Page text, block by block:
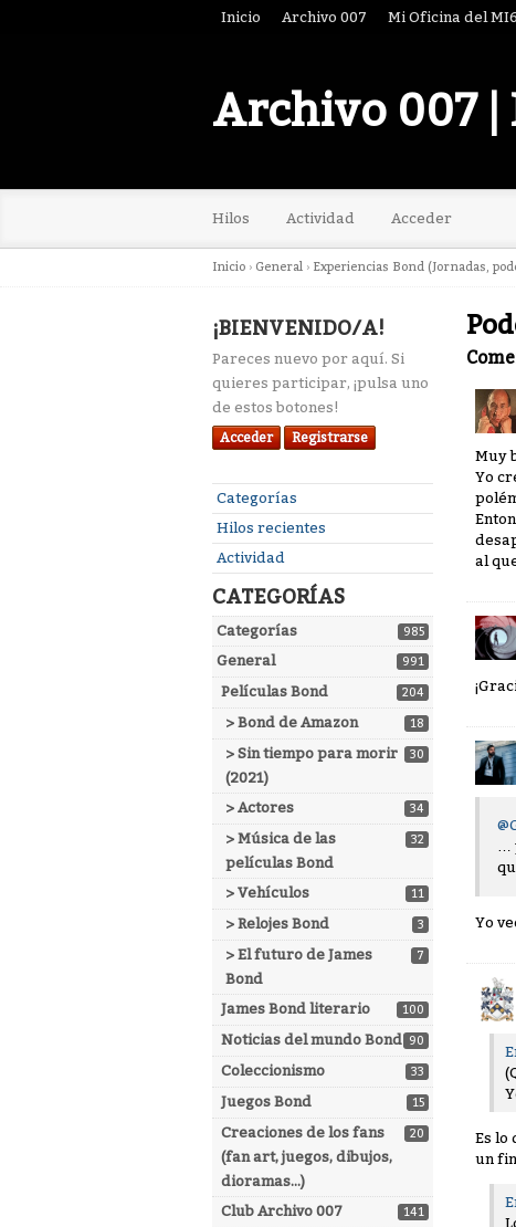
Inicio Archivo 007 Mi Oficina del MI6
Archivo 007 |
Hilos Actividad Acceder
Inicio › General › Experiencias Bond (Jornadas,
¡BIENVENIDO/A!
Pareces nuevo por aquí. Si
quieres participar, ¡pulsa uno
de estos botones!
Acceder Registrarse
Enlaces
rápidos
Categorías
Hilos recientes
Actividad
CATEGORÍAS
985
Categorías
991
General
204
Películas Bond
18
> Bond de Amazon
30
> Sin tiempo para morir
(2021)
34
> Actores
32
> Música de las
películas Bond
11
> Vehículos
3
> Relojes Bond
7
> El futuro de James
Bond
100
James Bond literario
90
Noticias del mundo Bond
33
Coleccionismo
15
Juegos Bond
20
Creaciones de los fans
(fan art, juegos, dibujos,
dioramas...)
141
Club Archivo 007
Muy
Yo
al
…
Yo
Es lo
un